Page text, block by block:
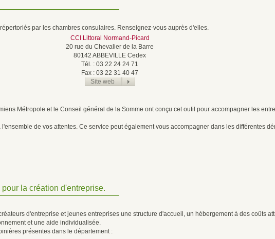
par les chambres consulaires. Renseignez-vous auprès d'elles.
CCI Littoral Normand-Picard
20 rue du Chevalier de la Barre
80142 ABBEVILLE Cedex
Tél. : 03 22 24 24 71
Fax : 03 22 31 40 47
Site web
Métropole et le Conseil général de la Somme ont conçu cet outil pour accompagner les
de vos attentes. Ce service peut également vous accompagner dans les différentes
la création d'entreprise.
d'entreprise et jeunes entreprises une structure d'accueil, un hébergement à des coûts
et une aide individualisée.
présentes dans le département :